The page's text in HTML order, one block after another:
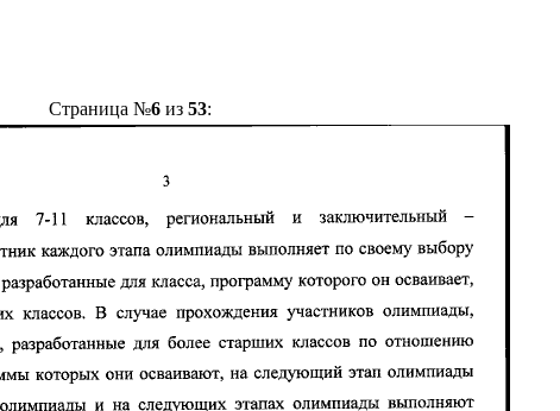
Страница №6из 53: